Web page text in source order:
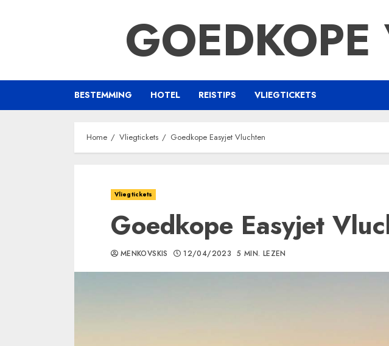
BESTEMMING HOTEL REISTIPS VLIEGTICKETS
Home Vliegtickets Goedkope Easyjet Vluchten
Vliegtickets
Goedkope Easyjet
MENKOVSKIS 12/04/2023 5 MIN. LEZEN